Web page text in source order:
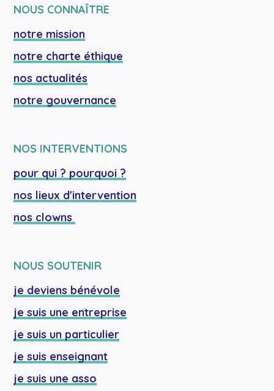
NOUS CONNAÎTRE
notre mission
notre charte éthique
nos actualités
notre gouvernance
NOS INTERVENTIONS
pour qui ? pourquoi ?
nos lieux d'intervention
nos clowns
NOUS SOUTENIR
je deviens bénévole
je suis une entreprise
je suis un particulier
je suis enseignant
je suis une asso